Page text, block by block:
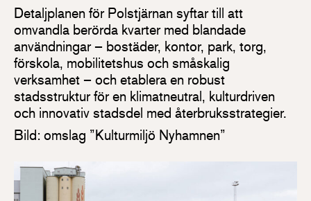
Detaljplanen för Polstjärnan syftar till att
omvandla berörda kvarter med blandade
användningar – bostäder, kontor, park, torg,
förskola, mobilitetshus och småskalig
verksamhet – och etablera en robust
stadsstruktur för en klimatneutral, kulturdriven
och innovativ stadsdel med återbruksstrategier.
Bild: omslag ”Kulturmiljö Nyhamnen”